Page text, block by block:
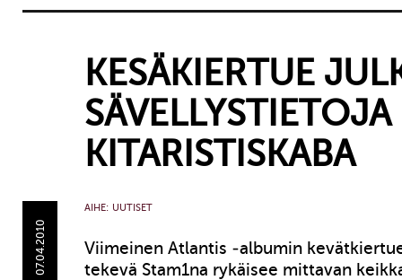
KESÄKIERTUE
KITARISTISKABA
07.04.2010
AIHE: UUTISET
Viimeinen Atlantis -albumin
tekevä Stam1na rykäisee mittavan